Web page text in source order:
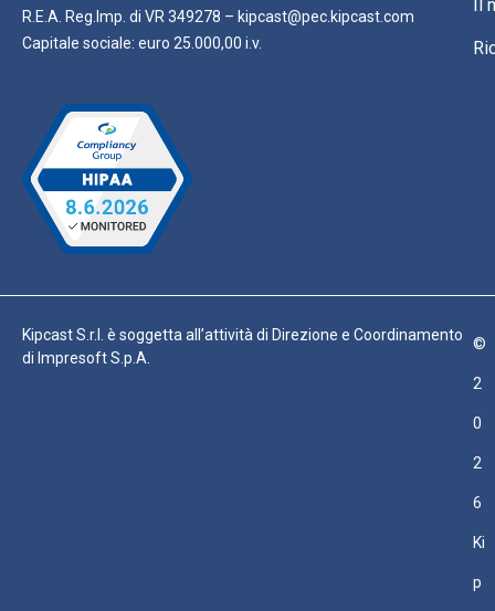
R.E.A. Reg.Imp. di VR 349278 – kipcast@pec.kipcast.com
Capitale sociale: euro 25.000,00 i.v.
Il
Kipcast S.r.l. è soggetta all’attività di Direzione e Coordinamento
di Impresoft S.p.A.
©
2
0
2
6
Ki
p